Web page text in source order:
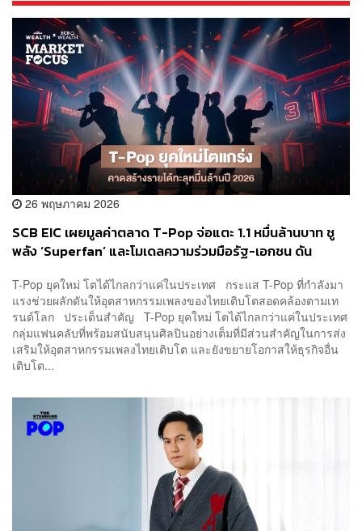
26 พฤษภาคม 2026
SCB EIC เผยมูลค่าตลาด T-Pop จ่อแตะ 1.1 หมื่นล้านบาท ชู
พลัง ‘Superfan’ และโมเดลความร่วมมือรัฐ-เอกชน ดัน
T-Pop ยุคใหม่ โตได้ไกลกว่าแค่ในประเทศ กระแส T-Pop ที่กำลังมา
แรงช่วยผลักดันให้อุตสาหกรรมเพลงของไทยเติบโตสอดคล้องตามเท
รนด์โลก ประเด็นสำคัญ T-Pop ยุคใหม่ โตได้ไกลกว่าแค่ในประเทศ
กลุ่มแฟนคลับที่พร้อมสนับสนุนศิลปินอย่างเต็มที่มีส่วนสำคัญในการส่ง
เสริมให้อุตสาหกรรมเพลงไทยเติบโต และยังขยายโอกาสให้ธุรกิจอื่น
เติบโต...